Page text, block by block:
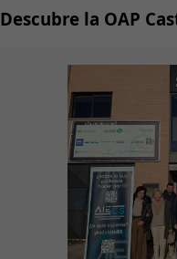
Descubre la OAP